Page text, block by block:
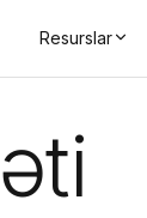
Resurslar